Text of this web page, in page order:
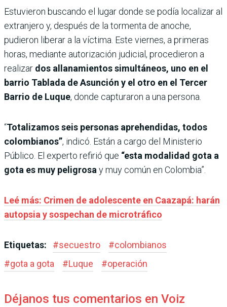
Estuvieron buscando el lugar donde se podía localizar al
extranjero y, después de la tormenta de anoche,
pudieron liberar a la víctima. Este viernes, a primeras
horas, mediante autorización judicial, procedieron a
realizar dos allanamientos simultáneos, uno en el
barrio Tablada de Asunción y el otro en el Tercer
Barrio de Luque, donde capturaron a una persona.
“Totalizamos seis personas aprehendidas, todos
colombianos”, indicó. Están a cargo del Ministerio
Público. El experto refirió que “esta modalidad gota a
gota es muy peligrosa y muy común en Colombia”.
Leé más: Crimen de adolescente en Caazapá: harán
autopsia y sospechan de microtráfico
Etiquetas: #secuestro #colombianos
#gota a gota #Luque #operación
Déjanos tus comentarios en Voiz